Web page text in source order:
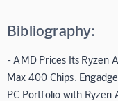
Bibliography:
- AMD Prices Its Ryzen
Max 400 Chips.
PC Portfolio with Ryzen